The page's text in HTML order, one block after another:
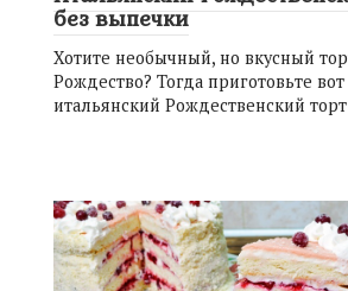
без выпечки
Хотите необычный, но вкусный
Рождество? Тогда приготовьте вот
итальянский Рождественский торт